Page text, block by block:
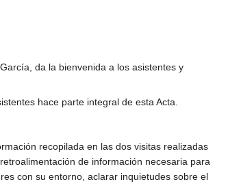
da la bienvenida a los asistentes y
hace parte integral de esta Acta.
recopilada en las dos visitas realizadas
de información necesaria para
con su entorno, aclarar inquietudes sobre el